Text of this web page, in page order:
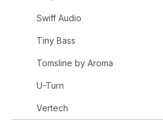
Swiff Audio
Tiny Bass
Tomsline by Aroma
U-Turn
Vertech